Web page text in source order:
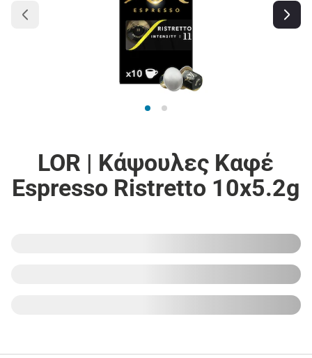
LOR | Κάψουλες Καφέ
Espresso Ristretto 10x5.2g